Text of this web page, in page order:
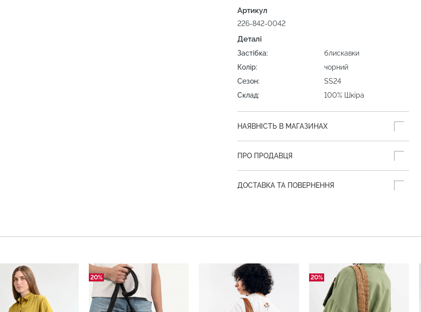
Артикул
226-842-0042
Деталі
Застібка:
блискавки
Колір:
чорний
Сезон:
SS24
Склад:
100% Шкіра
НАЯВНІСТЬ В МАГАЗИНАХ
ПРО ПРОДАВЦЯ
ДОСТАВКА ТА ПОВЕРНЕННЯ
20% 20%